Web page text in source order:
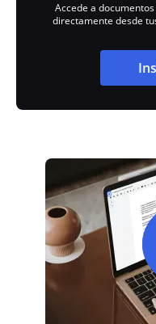
Accede a
directamente desde